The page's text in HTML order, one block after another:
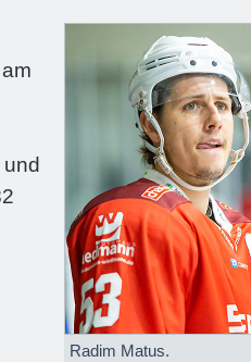
Radim Matus.